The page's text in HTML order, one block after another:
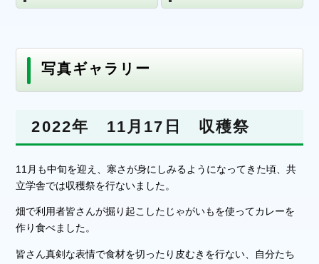
写真ギャラリー
2022年 11月17日 収穫祭
11月も中旬を迎え、寒さが身にしみるようになってきた頃、共
立学舎では収穫祭を行ないました。
畑で利用者皆さんが掘り起こしたじゃがいもを使ってカレーを
作り食べました。
皆さん真剣な表情で食材を切ったり皮むきを行ない、自分たち